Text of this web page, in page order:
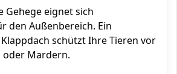
Gehege eignet sich
den Außenbereich. Ein
schützt Ihre Tieren vor
oder Mardern.